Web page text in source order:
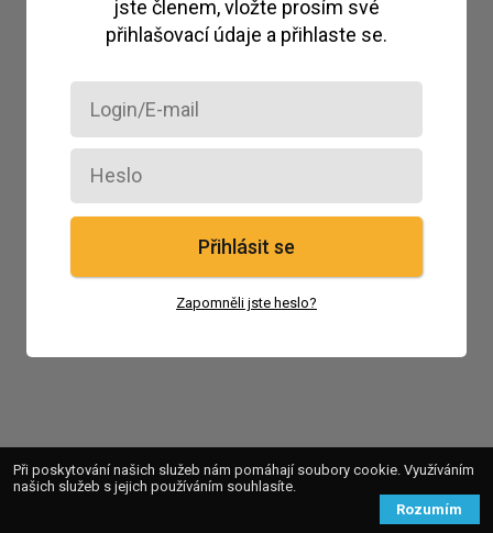
jste členem, vložte prosím své
přihlašovací údaje a přihlaste se.
Přihlásit se
Zapomněli jste heslo?
Při poskytování našich služeb nám pomáhají soubory cookie. Využíváním
našich služeb s jejich používáním souhlasíte.
Rozumím